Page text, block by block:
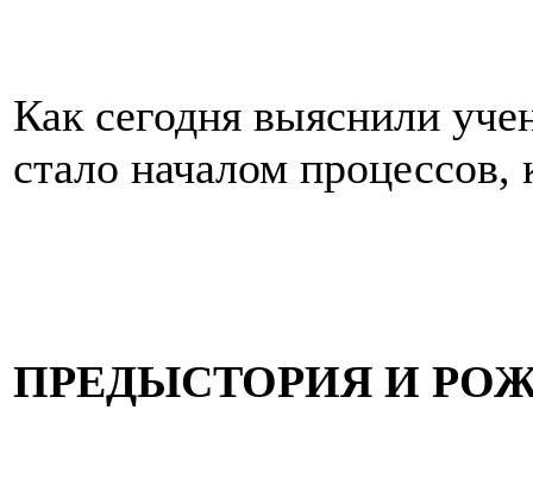
Как сегодня выяснили
стало началом
ПРЕДЫСТОРИЯ И